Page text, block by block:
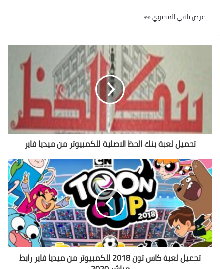
عرض باقي المحتوي 👀
تحميل لعبة بنك الحظ الاصلية للكمبيوتر من ميديا فاير
تحميل لعبة كاس تون 2018 للكمبيوتر من ميديا فاير رابط